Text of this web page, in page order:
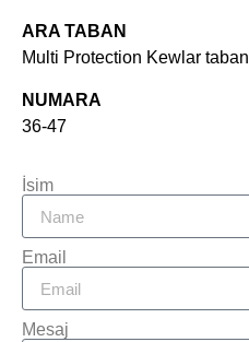
ARA TABAN
Multi Protection Kewlar taban
NUMARA
36-47
İsim
Email
Mesaj